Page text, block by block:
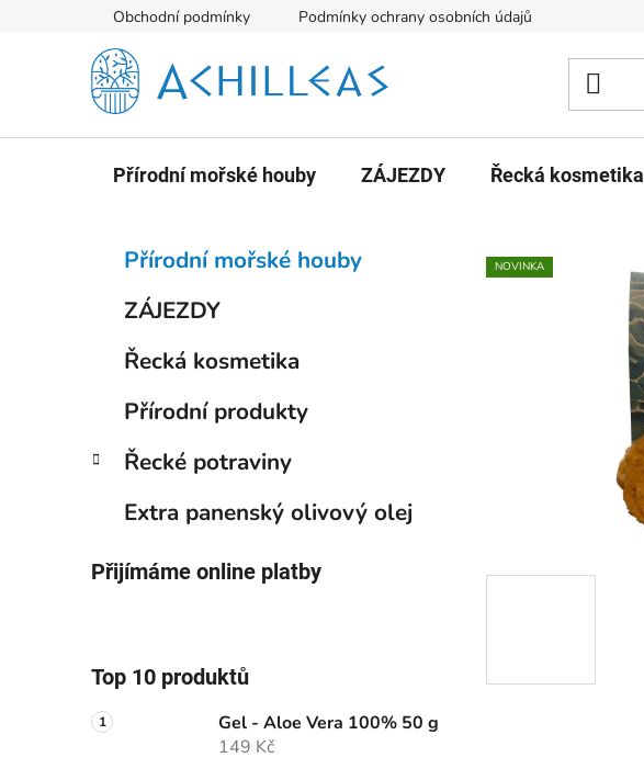
Obchodní podmínky Podmínky ochrany osobních údajů
Přírodní mořské houby ZÁJEZDY Řecká kosmetika
n
n
Přeskočit
kategorie
Přírodní mořské houby
ZÁJEZDY
Řecká kosmetika
Přírodní produkty
Řecké potraviny
Extra panenský olivový olej
Přijímáme online platby
Top 10 produktů
Gel - Aloe Vera 100% 50 g
149 Kč
NOVINKA